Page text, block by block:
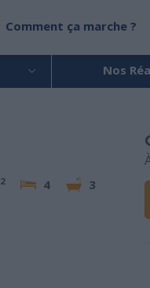
Comment ça marche ?
Nos
2 4 3